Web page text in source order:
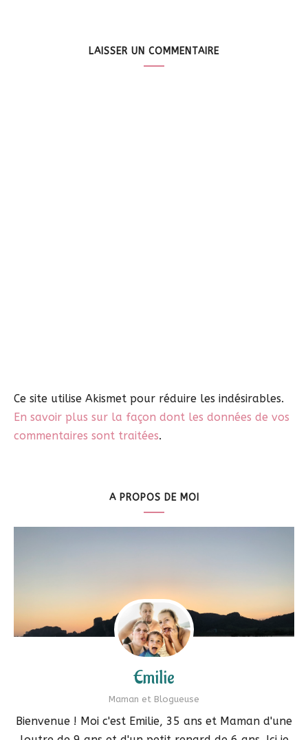
LAISSER UN COMMENTAIRE
Ce site utilise Akismet pour réduire les indésirables.
En savoir plus sur la façon dont les données de vos
commentaires sont traitées.
A PROPOS DE MOI
Emilie
Maman et Blogueuse
Bienvenue ! Moi c'est Emilie, 35 ans et Maman d'une